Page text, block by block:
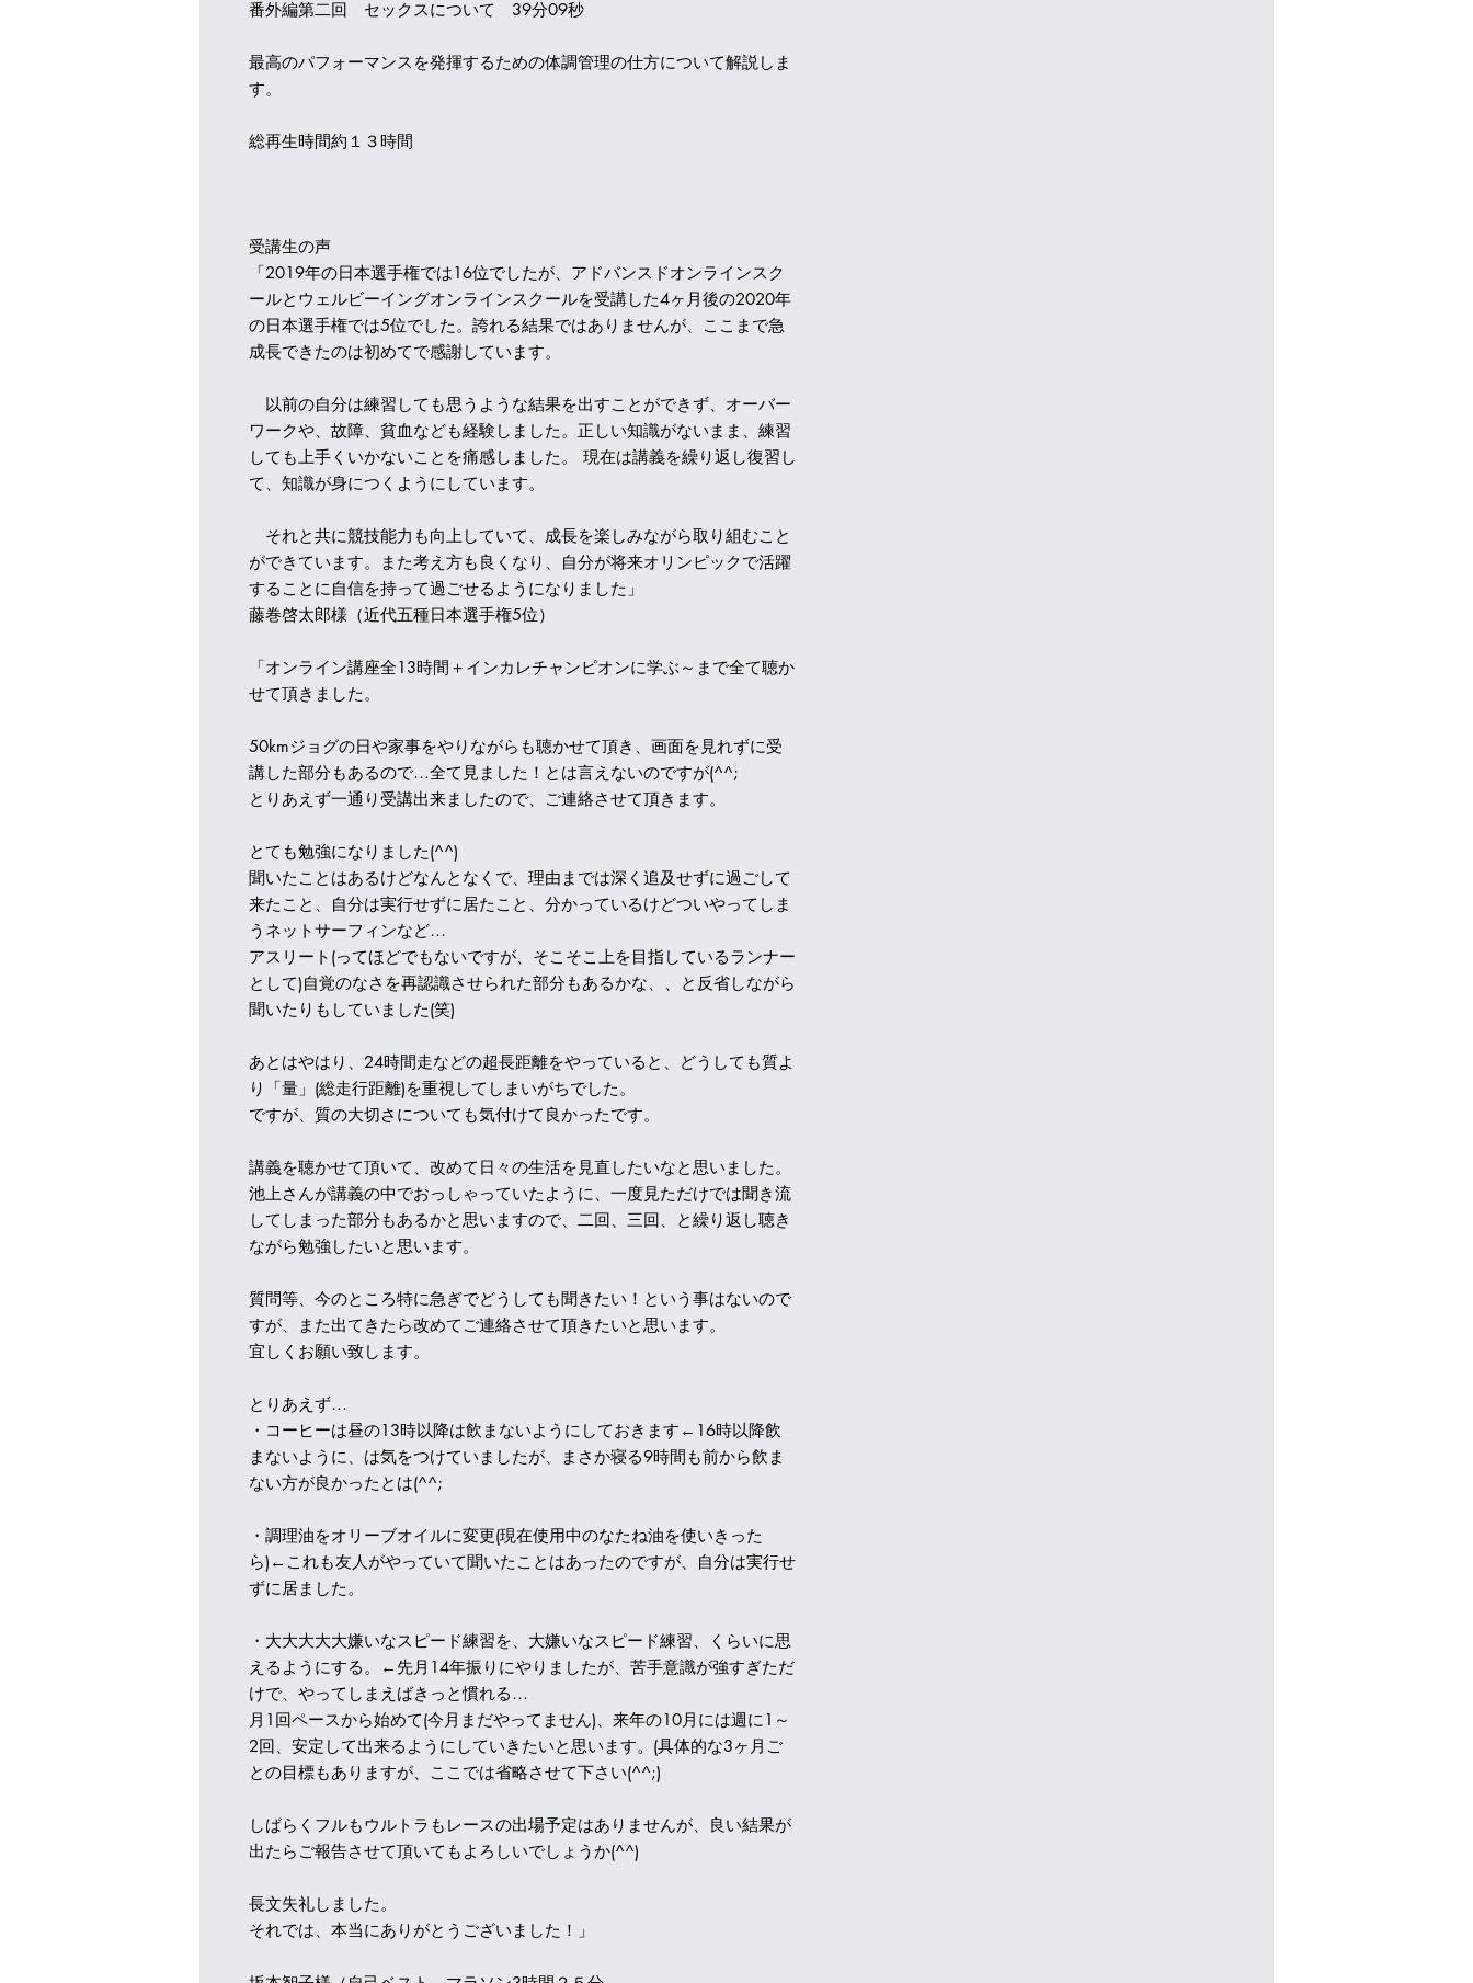
番外編第二回 セックスについて 39分09秒
最高のパフォーマンスを発揮するための体調管理の仕方について解説しま
す。
総再生時間約１３時間
受講生の声
「2019年の日本選手権では16位でしたが、アドバンスドオンラインスク
ールとウェルビーイングオンラインスクールを受講した4ヶ月後の2020年
の日本選手権では5位でした。誇れる結果ではありませんが、ここまで急
成長できたのは初めてで感謝しています。
以前の自分は練習しても思うような結果を出すことができず、オーバー
ワークや、故障、貧血なども経験しました。正しい知識がないまま、練習
しても上手くいかないことを痛感しました。 現在は講義を繰り返し復習し
て、知識が身につくようにしています。
それと共に競技能力も向上していて、成長を楽しみながら取り組むこと
ができています。また考え方も良くなり、自分が将来オリンピックで活躍
することに自信を持って過ごせるようになりました」
藤巻啓太郎様（近代五種日本選手権5位）
「オンライン講座全13時間＋インカレチャンピオンに学ぶ～まで全て聴か
せて頂きました。
50kmジョグの日や家事をやりながらも聴かせて頂き、画面を見れずに受
講した部分もあるので…全て見ました！とは言えないのですが(^^;
とりあえず一通り受講出来ましたので、ご連絡させて頂きます。
とても勉強になりました(^^)
聞いたことはあるけどなんとなくで、理由までは深く追及せずに過ごして
来たこと、自分は実行せずに居たこと、分かっているけどついやってしま
うネットサーフィンなど…
アスリート(ってほどでもないですが、そこそこ上を目指しているランナー
として)自覚のなさを再認識させられた部分もあるかな、、と反省しながら
聞いたりもしていました(笑)
あとはやはり、24時間走などの超長距離をやっていると、どうしても質よ
り「量」(総走行距離)を重視してしまいがちでした。
ですが、質の大切さについても気付けて良かったです。
講義を聴かせて頂いて、改めて日々の生活を見直したいなと思いました。
池上さんが講義の中でおっしゃっていたように、一度見ただけでは聞き流
してしまった部分もあるかと思いますので、二回、三回、と繰り返し聴き
ながら勉強したいと思います。
質問等、今のところ特に急ぎでどうしても聞きたい！という事はないので
すが、また出てきたら改めてご連絡させて頂きたいと思います。
宜しくお願い致します。
とりあえず…
・コーヒーは昼の13時以降は飲まないようにしておきます←16時以降飲
まないように、は気をつけていましたが、まさか寝る9時間も前から飲ま
ない方が良かったとは(^^;
・調理油をオリーブオイルに変更(現在使用中のなたね油を使いきった
ら)←これも友人がやっていて聞いたことはあったのですが、自分は実行せ
ずに居ました。
・大大大大大嫌いなスピード練習を、大嫌いなスピード練習、くらいに思
えるようにする。←先月14年振りにやりましたが、苦手意識が強すぎただ
けで、やってしまえばきっと慣れる…
月1回ペースから始めて(今月まだやってません)、来年の10月には週に1～
2回、安定して出来るようにしていきたいと思います。(具体的な3ヶ月ご
との目標もありますが、ここでは省略させて下さい(^^;)
しばらくフルもウルトラもレースの出場予定はありませんが、良い結果が
出たらご報告させて頂いてもよろしいでしょうか(^^)
長文失礼しました。
それでは、本当にありがとうございました！」